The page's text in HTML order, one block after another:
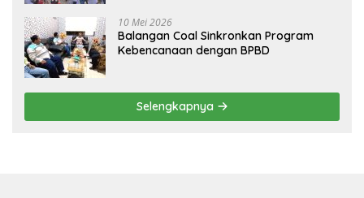
10 Mei 2026
Balangan Coal Sinkronkan Program
Kebencanaan dengan BPBD
Selengkapnya